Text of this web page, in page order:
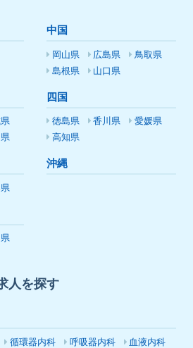
中国
岡山県 広島県
鳥取県
島根県
山口県
四国
徳島県 香川県
愛媛県
高知県
沖縄
人を探す
循環器内科 呼吸器内科
血液内科